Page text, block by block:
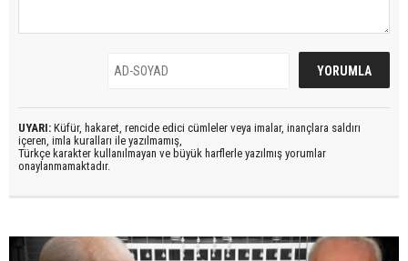
UYARI: Küfür, hakaret, rencide edici cümleler veya imalar, inançlara saldırı
içeren, imla kuralları ile yazılmamış,
Türkçe karakter kullanılmayan ve büyük harflerle yazılmış yorumlar
onaylanmamaktadır.